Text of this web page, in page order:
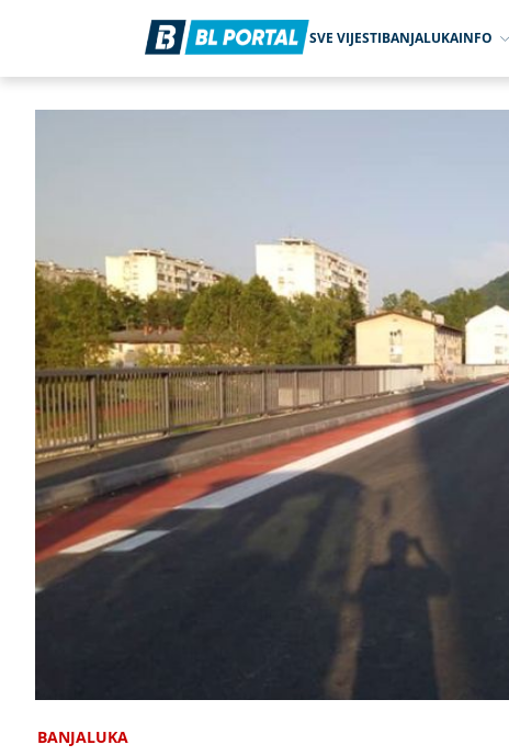
SVE VIJESTIBANJALUKAINFO
BANJALUKA